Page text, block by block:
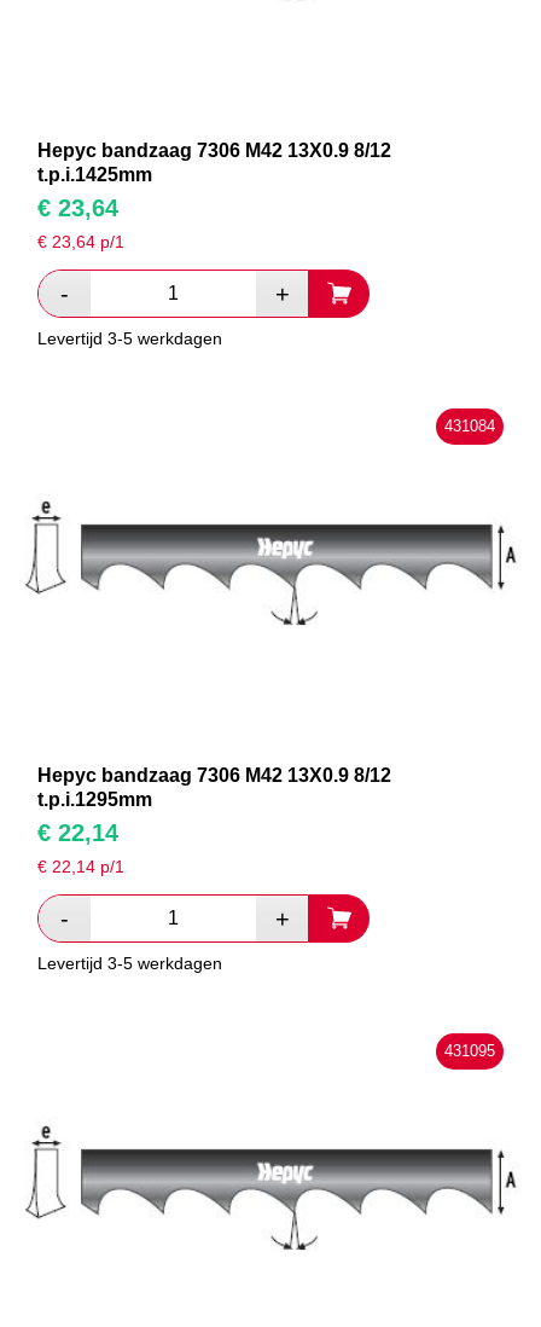
Hepyc bandzaag 7306 M42 13X0.9 8/12
t.p.i.1425mm
€ 23,64
€23,64 p/1
Levertijd 3-5 werkdagen
431084
Hepyc bandzaag 7306 M42 13X0.9 8/12
t.p.i.1295mm
€ 22,14
€22,14 p/1
Levertijd 3-5 werkdagen
431095